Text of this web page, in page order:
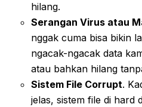
hilang.
Serangan Virus atau
nggak cuma bisa bikin
ngacak-ngacak data
atau bahkan hilang
Sistem File Corrupt.
jelas, sistem file di hard